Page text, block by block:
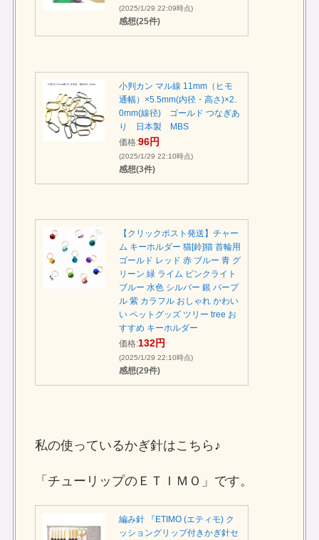
(2025/1/29 22:09時点)
感想(25件)
小判カン マル線 11mm（ヒモ
通幅）×5.5mm(内径・高さ)×2.
0mm(線径) ゴールド つなぎあ
り 日本製 MBS
価格:96円
(2025/1/29 22:10時点)
感想(3件)
【クリックポスト発送】チャー
ム キーホルダー 猫[鈴]猫 首輪用
ゴールド レッド 赤 ブルー 青 グ
リーン 緑 ライム ピンクライト
ブルー 水色 シルバー 銀 パープ
ル 紫 カラフル おしゃれ かわい
い ペットグッズ ツリー tree お
すすめ キーホルダー
価格:132円
(2025/1/29 22:10時点)
感想(29件)
私の使っているかぎ針はこちら♪
「チューリップのＥＴＩＭＯ」です。
編み針 『ETIMO (エティモ) ク
ッショングリップ付きかぎ針セ